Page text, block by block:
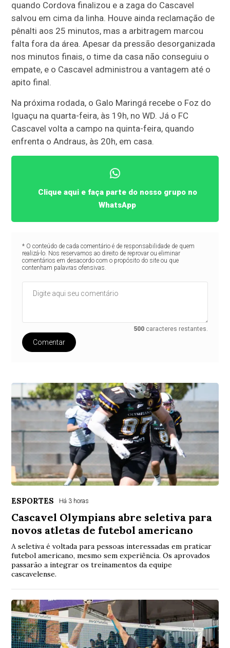
quando Cordova finalizou e a zaga do Cascavel
salvou em cima da linha. Houve ainda reclamação de
pênalti aos 25 minutos, mas a arbitragem marcou
falta fora da área. Apesar da pressão desorganizada
nos minutos finais, o time da casa não conseguiu o
empate, e o Cascavel administrou a vantagem até o
apito final.
Na próxima rodada, o Galo Maringá recebe o Foz do
Iguaçu na quarta-feira, às 19h, no WD. Já o FC
Cascavel volta a campo na quinta-feira, quando
enfrenta o Andraus, às 20h, em casa.
Clique aqui e faça parte do nosso grupo no
WhatsApp
* O conteúdo de cada comentário é de responsabilidade de quem
realizá-lo. Nos reservamos ao direito de reprovar ou eliminar
comentários em desacordo com o propósito do site ou que
contenham palavras ofensivas.
500 caracteres restantes.
Comentar
ESPORTES Há 3 horas
Cascavel Olympians abre seletiva para
novos atletas de futebol americano
A seletiva é voltada para pessoas interessadas em praticar
futebol americano, mesmo sem experiência. Os aprovados
passarão a integrar os treinamentos da equipe
cascavelense.